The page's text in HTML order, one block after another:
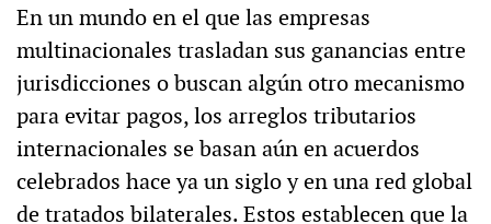
En un mundo en el que las empresas
multinacionales trasladan sus ganancias entre
jurisdicciones o buscan algún otro mecanismo
para evitar pagos, los arreglos tributarios
internacionales se basan aún en acuerdos
celebrados hace ya un siglo y en una red global
de tratados bilaterales. Estos establecen que la